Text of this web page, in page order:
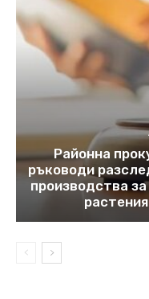
Районна
ръководи
производства